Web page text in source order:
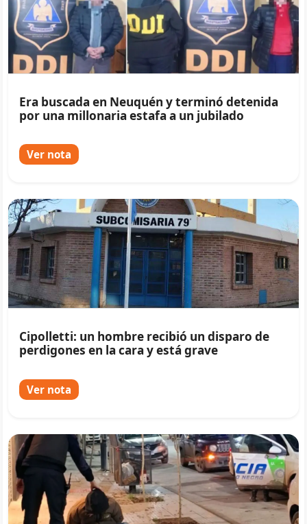
Era buscada en Neuquén y terminó detenida
por una millonaria estafa a un jubilado
Ver nota
Cipolletti: un hombre recibió un disparo de
perdigones en la cara y está grave
Ver nota